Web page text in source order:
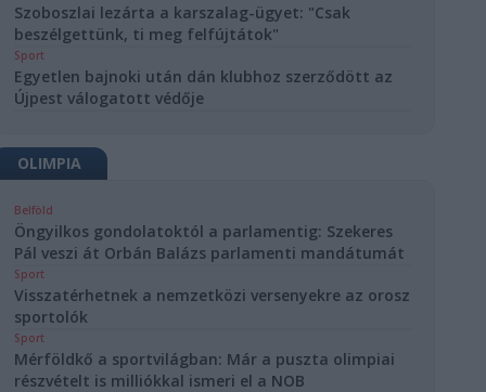
Szoboszlai lezárta a karszalag-ügyet: "Csak
beszélgettünk, ti meg felfújtátok"
Sport
Egyetlen bajnoki után dán klubhoz szerződött az
Újpest válogatott védője
OLIMPIA
Belföld
Öngyilkos gondolatoktól a parlamentig: Szekeres
Pál veszi át Orbán Balázs parlamenti mandátumát
Sport
Visszatérhetnek a nemzetközi versenyekre az orosz
sportolók
Sport
Mérföldkő a sportvilágban: Már a puszta olimpiai
részvételt is milliókkal ismeri el a NOB